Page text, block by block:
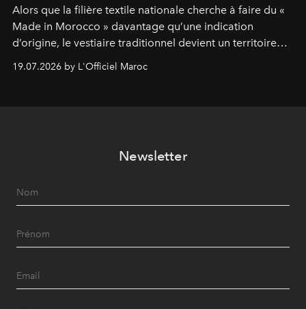
Alors que la filière textile nationale cherche à faire du «
Made in Morocco » davantage qu’une indication
d’origine, le vestiaire traditionnel devient un territoire
révise les proportions et les usages pour l’inscrire dans
19.07.2026 by L'Officiel Maroc
Newsletter